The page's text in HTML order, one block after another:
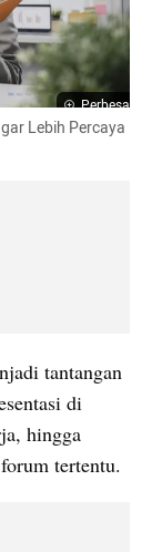
Perbesar
Lebih Percaya
tantangan
di
hingga
tertentu.